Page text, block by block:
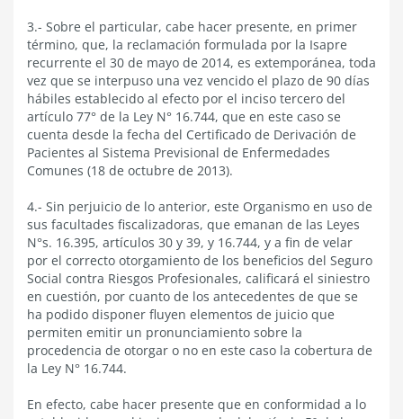
3.- Sobre el particular, cabe hacer presente, en primer
término, que, la reclamación formulada por la Isapre
recurrente el 30 de mayo de 2014, es extemporánea, toda
vez que se interpuso una vez vencido el plazo de 90 días
hábiles establecido al efecto por el inciso tercero del
artículo 77° de la Ley N° 16.744, que en este caso se
cuenta desde la fecha del Certificado de Derivación de
Pacientes al Sistema Previsional de Enfermedades
Comunes (18 de octubre de 2013).
4.- Sin perjuicio de lo anterior, este Organismo en uso de
sus facultades fiscalizadoras, que emanan de las Leyes
N°s. 16.395, artículos 30 y 39, y 16.744, y a fin de velar
por el correcto otorgamiento de los beneficios del Seguro
Social contra Riesgos Profesionales, calificará el siniestro
en cuestión, por cuanto de los antecedentes de que se
ha podido disponer fluyen elementos de juicio que
permiten emitir un pronunciamiento sobre la
procedencia de otorgar o no en este caso la cobertura de
la Ley N° 16.744.
En efecto, cabe hacer presente que en conformidad a lo